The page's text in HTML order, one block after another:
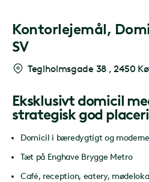
Kontorlejemål,
SV
Teglholmsgade 38 , 2450
Eksklusivt domicil
strategisk god
Domicil i bæredygtigt og
Tæt på Enghave Brygge Metro
Café, reception, eatery,